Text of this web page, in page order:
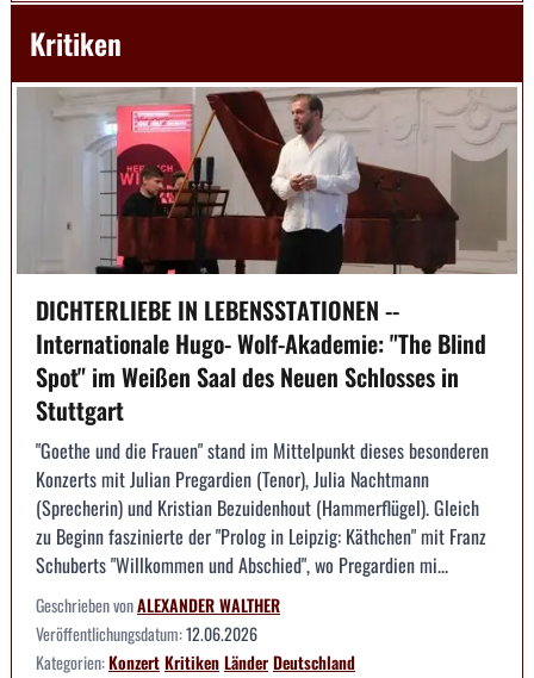
Kritiken
DICHTERLIEBE IN LEBENSSTATIONEN --
Internationale Hugo- Wolf-Akademie: "The Blind
Spot" im Weißen Saal des Neuen Schlosses in
Stuttgart
"Goethe und die Frauen" stand im Mittelpunkt dieses besonderen
Konzerts mit Julian Pregardien (Tenor), Julia Nachtmann
(Sprecherin) und Kristian Bezuidenhout (Hammerflügel). Gleich
zu Beginn faszinierte der "Prolog in Leipzig: Käthchen" mit Franz
Schuberts "Willkommen und Abschied", wo Pregardien mi...
Geschrieben vonALEXANDER WALTHER
Veröffentlichungsdatum:12.06.2026
Kategorien:KonzertKritikenLänderDeutschland